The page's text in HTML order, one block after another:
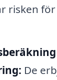
risken
De